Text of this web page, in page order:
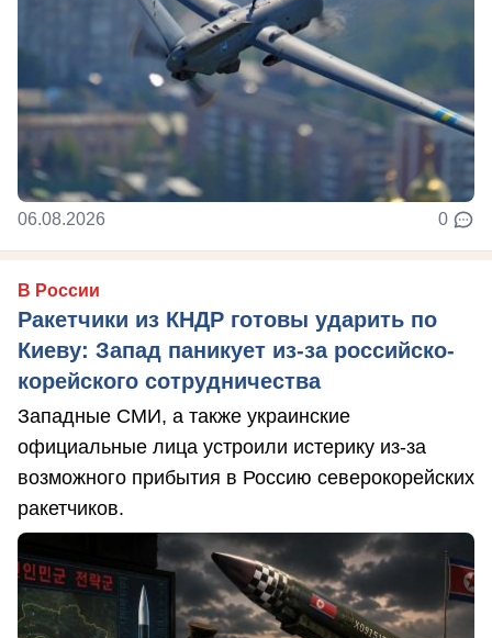
06.08.2026 0
В России
Ракетчики из КНДР готовы ударить по
Киеву: Запад паникует из-за российско-
корейского сотрудничества
Западные СМИ, а также украинские
официальные лица устроили истерику из-за
возможного прибытия в Россию северокорейских
ракетчиков.